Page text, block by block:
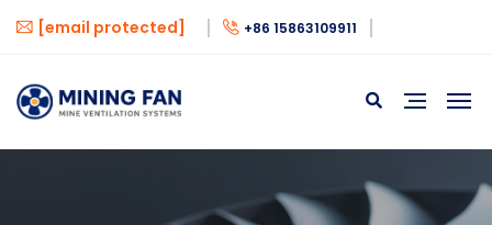
[email protected] +86 15863109911